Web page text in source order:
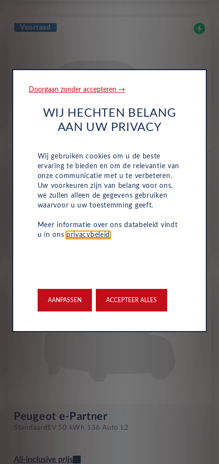
Voorraad
Peugeot e-Partner
StandaardEV 50 kWh 136 Auto L1
All-inclusive prijs
561
Peugeot e-Partner
Standaard EV 50 kWh 136 Auto L2
All-inclusive prijs
Doorgaan zonder accepteren →
WIJ HECHTEN BELANG
AAN UW PRIVACY
Wij gebruiken cookies om u de beste
ervaring te bieden en om de relevantie van
onze communicatie met u te verbeteren.
Uw voorkeuren zijn van belang voor ons,
we zullen alleen de gegevens gebruiken
waarvoor u uw toestemming geeft.
Meer informatie over ons databeleid vindt
u in ons privacybeleid
AANPASSEN ACCEPTEER ALLES